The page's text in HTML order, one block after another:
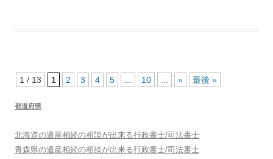
1 / 13 1 2 3 4 5 10 » 最後 »
都道府県
北海道の遺産相続の相談が出来る行政書士/司法書士
青森県の遺産相続の相談が出来る行政書士/司法書士